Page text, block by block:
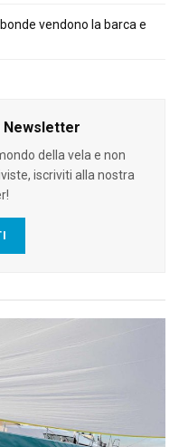
vendono la barca e
Newsletter
della vela e non
iscriviti alla nostra